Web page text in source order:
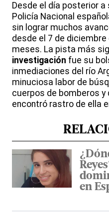
Desde el día posterior a
Policía Nacional
sin lograr muchos
desde el 7 de
meses. La pista más
investigación fue su
inmediaciones del río
minuciosa labor de
cuerpos de bomberos y
encontró rastro de ella
en